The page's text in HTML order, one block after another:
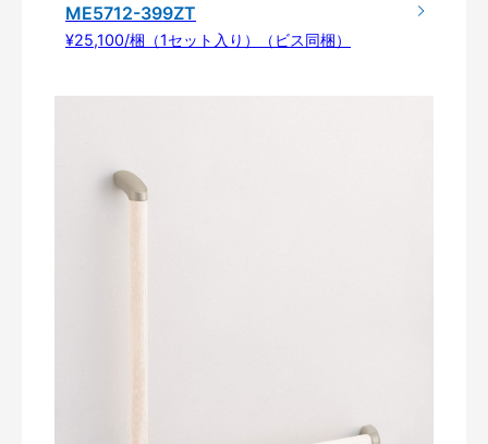
ME5712-399ZT
¥25,100/梱（1セット入り）（ビス同梱）